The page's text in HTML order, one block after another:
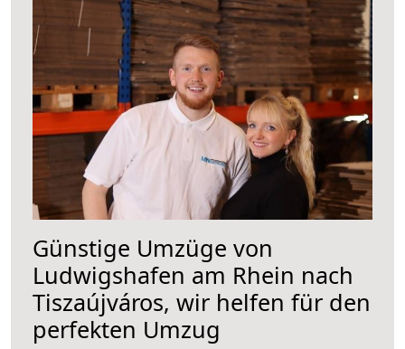
Günstige Umzüge von
Ludwigshafen am Rhein nach
Tiszaújváros, wir helfen für den
perfekten Umzug